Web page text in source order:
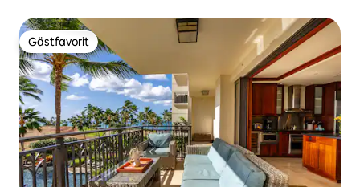
Gästfavorit
Gästfavorit